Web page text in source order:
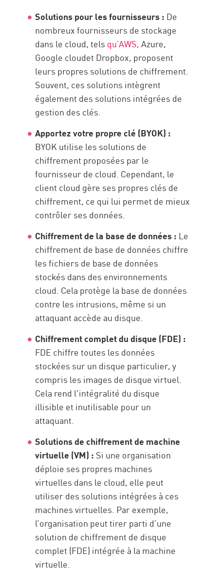
Solutions pour les fournisseurs : De
nombreux fournisseurs de stockage
dans le cloud, tels qu’AWS,Azure,
Google cloudet Dropbox, proposent
leurs propres solutions de chiffrement.
Souvent, ces solutions intègrent
également des solutions intégrées de
gestion des clés.
Apportez votre propre clé (BYOK) :
BYOK utilise les solutions de
chiffrement proposées par le
fournisseur de cloud. Cependant, le
client cloud gère ses propres clés de
chiffrement, ce qui lui permet de mieux
contrôler ses données.
Chiffrement de la base de données : Le
chiffrement de base de données chiffre
les fichiers de base de données
stockés dans des environnements
cloud. Cela protège la base de données
contre les intrusions, même si un
attaquant accède au disque.
Chiffrement complet du disque (FDE) :
FDE chiffre toutes les données
stockées sur un disque particulier, y
compris les images de disque virtuel.
Cela rend l'intégralité du disque
illisible et inutilisable pour un
attaquant.
Solutions de chiffrement de machine
virtuelle (VM) : Si une organisation
déploie ses propres machines
virtuelles dans le cloud, elle peut
utiliser des solutions intégrées à ces
machines virtuelles. Par exemple,
l’organisation peut tirer parti d’une
solution de chiffrement de disque
complet (FDE) intégrée à la machine
virtuelle.